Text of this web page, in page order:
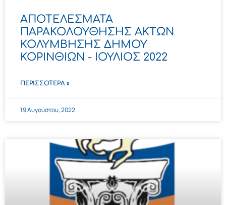
ΑΠΟΤΕΛΕΣΜΑΤΑ
ΠΑΡΑΚΟΛΟΥΘΗΣΗΣ ΑΚΤΩΝ
ΚΟΛΥΜΒΗΣΗΣ ΔΗΜΟΥ
ΚΟΡΙΝΘΙΩΝ - ΙΟΥΛΙΟΣ 2022
ΠΕΡΙΣΣΌΤΕΡΑ »
19 Αυγούστου, 2022